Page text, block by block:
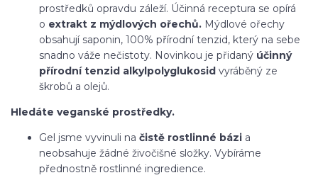
prostředků opravdu záleží. Účinná receptura se opírá
o extrakt z mýdlových ořechů. Mýdlové ořechy
obsahují saponin, 100% přírodní tenzid, který na sebe
snadno váže nečistoty. Novinkou je přidaný účinný
přírodní tenzid alkylpolyglukosid vyráběný ze
škrobů a olejů.
Hledáte veganské prostředky.
Gel jsme vyvinuli na čistě rostlinné bázi a
neobsahuje žádné živočišné složky. Vybíráme
přednostně rostlinné ingredience.